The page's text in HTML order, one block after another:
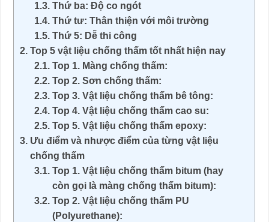
Thứ ba: Độ co ngót
Thứ tư: Thân thiện với môi trường
Thứ 5: Dễ thi công
Top 5 vật liệu chống thấm tốt nhất hiện nay
Top 1. Màng chống thấm:
Top 2. Sơn chống thấm:
Top 3. Vật liệu chống thấm bê tông:
Top 4. Vật liệu chống thấm cao su:
Top 5. Vật liệu chống thấm epoxy:
Ưu điểm và nhược điểm của từng vật liệu
chống thấm
Top 1. Vật liệu chống thấm bitum (hay
còn gọi là màng chống thấm bitum):
Top 2. Vật liệu chống thấm PU
(Polyurethane):